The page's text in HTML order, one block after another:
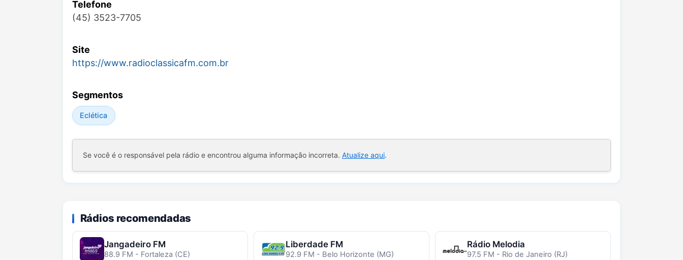
Telefone
(45) 3523-7705
Site
https://www.radioclassicafm.com.br
Segmentos
Eclética
Se você é o responsável pela rádio e encontrou alguma informação incorreta. Atualize aqui.
Rádios recomendadas
Jangadeiro FM
88.9 FM - Fortaleza (CE)
Liberdade FM
92.9 FM - Belo Horizonte (MG)
Rádio Melodia
97.5 FM - Rio de Janeiro (RJ)